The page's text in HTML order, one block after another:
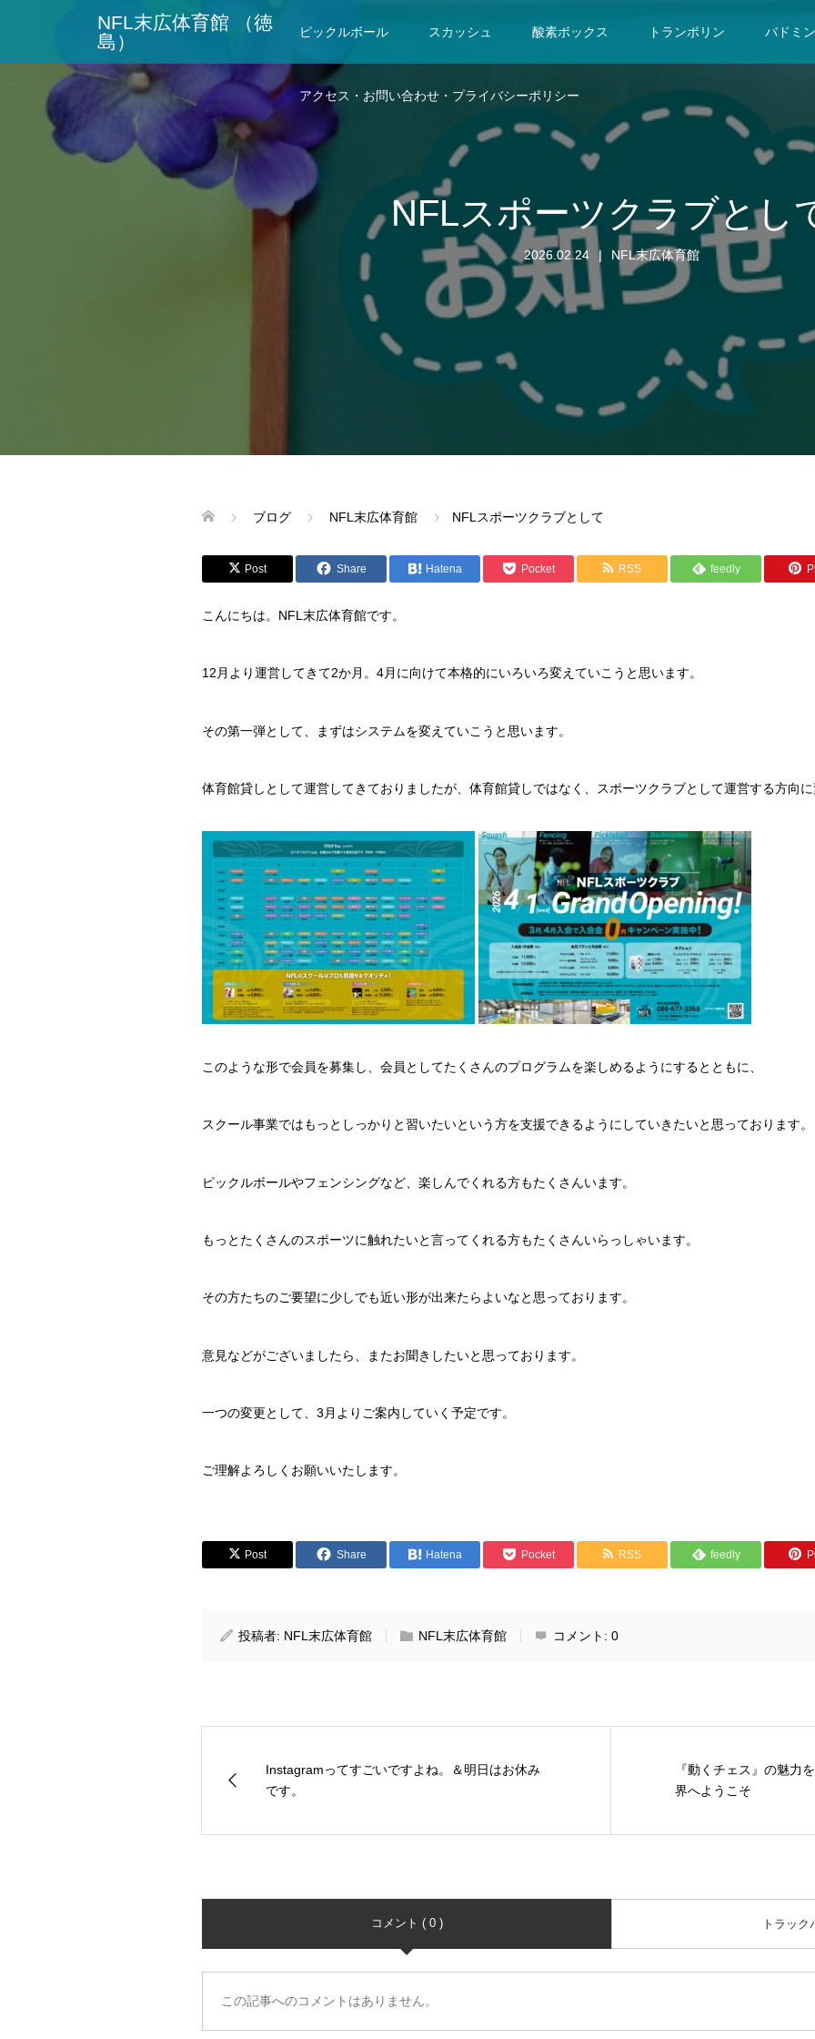
NFL末広体育館 （徳
島）
ピックルボール スカッシュ 酸素ボックス トランポリン バドミ
アクセス・お問い合わせ・プライバシーポリシー
NFLスポーツクラブとし
2026.02.24 NFL末広体育館
ブログ NFL末広体育館 NFLスポーツクラブとして
Post Share Hatena Pocket RSS feedly
こんにちは。NFL末広体育館です。
12月より運営してきて2か月。4月に向けて本格的にいろいろ変えていこうと思います。
その第一弾として、まずはシステムを変えていこうと思います。
体育館貸しとして運営してきておりましたが、体育館貸しではなく、スポーツクラブとして運営する方向
このような形で会員を募集し、会員としてたくさんのプログラムを楽しめるようにするとともに、
スクール事業ではもっとしっかりと習いたいという方を支援できるようにしていきたいと思っております。
ピックルボールやフェンシングなど、楽しんでくれる方もたくさんいます。
もっとたくさんのスポーツに触れたいと言ってくれる方もたくさんいらっしゃいます。
その方たちのご要望に少しでも近い形が出来たらよいなと思っております。
意見などがございましたら、またお聞きしたいと思っております。
一つの変更として、3月よりご案内していく予定です。
ご理解よろしくお願いいたします。
Post Share Hatena Pocket RSS feedly
投稿者: NFL末広体育館 NFL末広体育館 コメント: 0
Instagramってすごいですよね。＆明日はお休み
です。
『動くチェス』の魅力
界へようこそ
コメント ( 0 ) トラック
この記事へのコメントはありません。